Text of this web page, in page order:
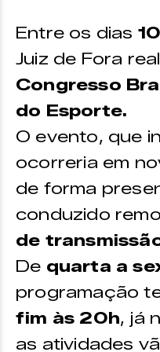
Entre os dias
Juiz de Fora
Congresso
do Esporte.
O evento, que
ocorreria em
de forma
conduzido
de
De quarta a
programação
fim às 20h, já
as atividades